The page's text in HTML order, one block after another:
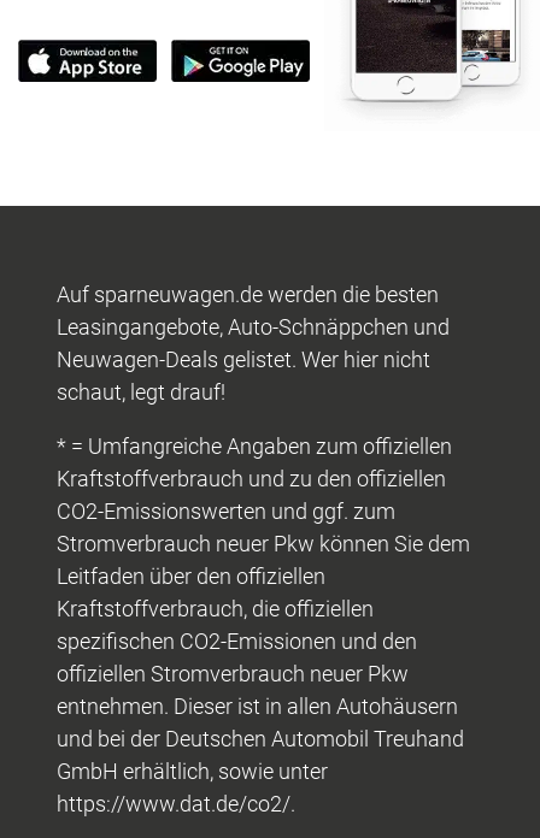
Auf sparneuwagen.de werden die besten
Leasingangebote, Auto-Schnäppchen und
Neuwagen-Deals gelistet. Wer hier nicht
schaut, legt drauf!
* = Umfangreiche Angaben zum offiziellen
Kraftstoffverbrauch und zu den offiziellen
CO2-Emissionswerten und ggf. zum
Stromverbrauch neuer Pkw können Sie dem
Leitfaden über den offiziellen
Kraftstoffverbrauch, die offiziellen
spezifischen CO2-Emissionen und den
offiziellen Stromverbrauch neuer Pkw
entnehmen. Dieser ist in allen Autohäusern
und bei der Deutschen Automobil Treuhand
GmbH erhältlich, sowie unter
https://www.dat.de/co2/.